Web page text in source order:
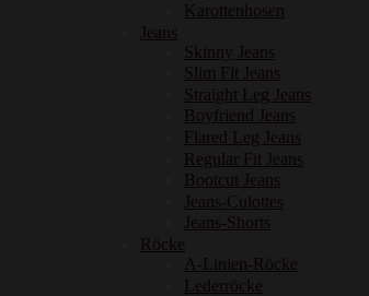
Karottenhosen
Jeans
Skinny Jeans
Slim Fit Jeans
Straight Leg Jeans
Boyfriend Jeans
Flared Leg Jeans
Regular Fit Jeans
Bootcut Jeans
Jeans-Culottes
Jeans-Shorts
Röcke
A-Linien-Röcke
Lederröcke